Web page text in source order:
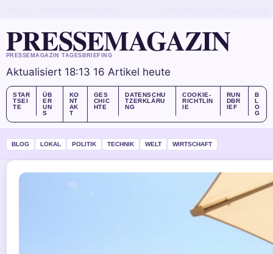
PRESSEMAGAZIN
PRESSEMAGAZIN TAGESBRIEFING
Aktualisiert 18:13 16 Artikel heute
STAR
TSEI
TE
ÜB
ER
UN
S
KO
NT
AK
T
GES
CHIC
HTE
DATENSCHU
TZERKLÄRU
NG
COOKIE-
RICHTLIN
IE
RUN
DBR
IEF
B
L
O
G
BLOG LOKAL POLITIK TECHNIK WELT WIRTSCHAFT